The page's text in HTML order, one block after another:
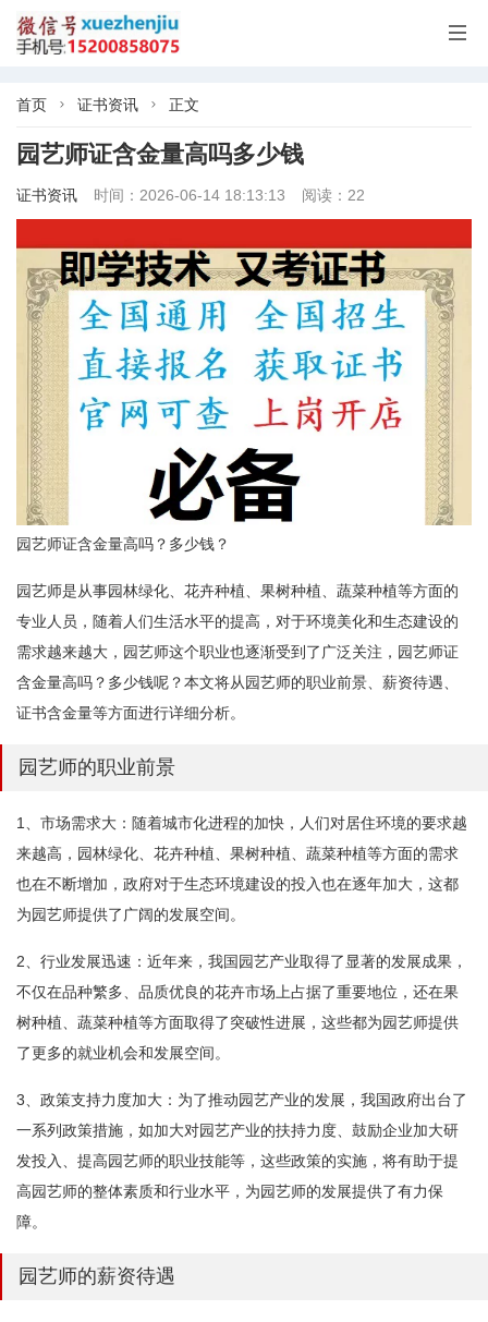

首页  证书资讯  正文
园艺师证含金量高吗多少钱
证书资讯 时间：2026-06-14 18:13:13 阅读：22
园艺师证含金量高吗？多少钱？
园艺师是从事园林绿化、花卉种植、果树种植、蔬菜种植等方面的
专业人员，随着人们生活水平的提高，对于环境美化和生态建设的
需求越来越大，园艺师这个职业也逐渐受到了广泛关注，园艺师证
含金量高吗？多少钱呢？本文将从园艺师的职业前景、薪资待遇、
证书含金量等方面进行详细分析。
园艺师的职业前景
1、市场需求大：随着城市化进程的加快，人们对居住环境的要求越
来越高，园林绿化、花卉种植、果树种植、蔬菜种植等方面的需求
也在不断增加，政府对于生态环境建设的投入也在逐年加大，这都
为园艺师提供了广阔的发展空间。
2、行业发展迅速：近年来，我国园艺产业取得了显著的发展成果，
不仅在品种繁多、品质优良的花卉市场上占据了重要地位，还在果
树种植、蔬菜种植等方面取得了突破性进展，这些都为园艺师提供
了更多的就业机会和发展空间。
3、政策支持力度加大：为了推动园艺产业的发展，我国政府出台了
一系列政策措施，如加大对园艺产业的扶持力度、鼓励企业加大研
发投入、提高园艺师的职业技能等，这些政策的实施，将有助于提
高园艺师的整体素质和行业水平，为园艺师的发展提供了有力保
障。
园艺师的薪资待遇